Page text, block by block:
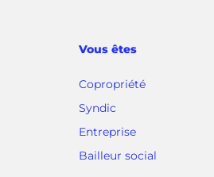
Vous êtes
Copropriété
Syndic
Entreprise
Bailleur social